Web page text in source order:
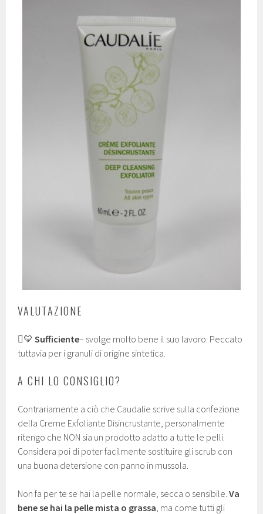
VALUTAZIONE
💛Sufficiente– svolge molto bene il suo lavoro. Peccato
tuttavia per i granuli di origine sintetica.
A CHI LO CONSIGLIO?
Contrariamente a ciò che Caudalie scrive sulla confezione
della Creme Exfoliante Disincrustante, personalmente
ritengo che NON sia un prodotto adatto a tutte le pelli.
Considera poi di poter facilmente sostituire gli scrub con
una buona detersione con panno in mussola.
Non fa per te se hai la pelle normale, secca o sensibile.Va
bene se hai la pelle mista o grassa , ma come tutti gli